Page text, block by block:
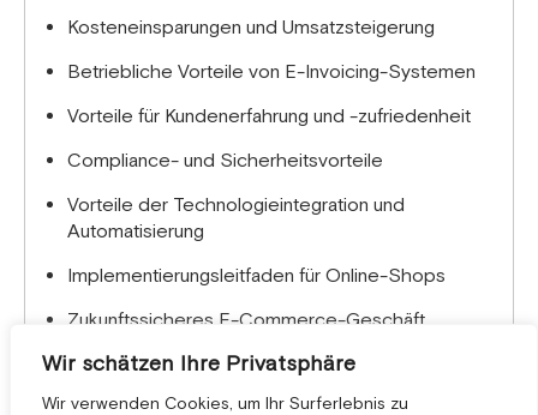
Wir schätzen Ihre Privatsphäre
Wir verwenden Cookies, um Ihr Surferlebnis zu
Kosteneinsparungen und Umsatzsteigerung
Betriebliche Vorteile von E-Invoicing-Systemen
Vorteile für Kundenerfahrung und -zufriedenheit
Compliance- und Sicherheitsvorteile
Vorteile der Technologieintegration und
Automatisierung
Implementierungsleitfaden für Online-Shops
Zukunftssicheres E-Commerce-Geschäft
Abschluss